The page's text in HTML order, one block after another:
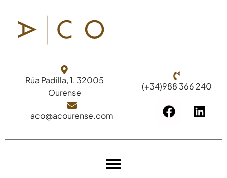
Rúa Padilla, 1, 32005
Ourense
(+34)988 366 240
aco@acourense.com